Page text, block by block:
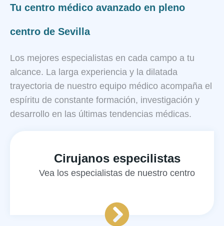
Tu centro médico avanzado en pleno
centro de Sevilla
Los mejores especialistas en cada campo a tu
alcance. La larga experiencia y la dilatada
trayectoria de nuestro equipo médico acompaña el
espíritu de constante formación, investigación y
desarrollo en las últimas tendencias médicas.
Cirujanos especilistas
Vea los especialistas de nuestro centro